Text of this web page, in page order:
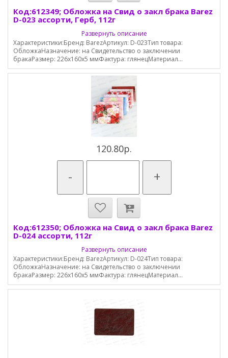
Код:612349; Обложка на Свид о закл брака Barez
D-023 ассорти, Герб, 112г
Развернуть описание
Характеристики:Бренд: BarezАртикул: D-023Тип товара:
ОбложкаНазначение: на Свидетельство о заключении
бракаРазмер: 226х160х5 ммФактура: глянецМатериал...
120.80р.
- +
Код:612350; Обложка на Свид о закл брака Barez
D-024 ассорти, 112г
Развернуть описание
Характеристики:Бренд: BarezАртикул: D-024Тип товара:
ОбложкаНазначение: на Свидетельство о заключении
бракаРазмер: 226х160х5 ммФактура: глянецМатериал...